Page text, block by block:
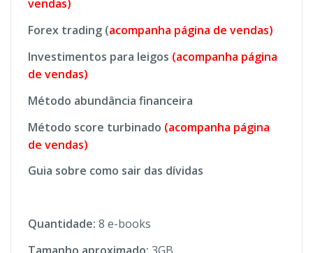
vendas)
Forex trading (acompanha página de vendas)
Investimentos para leigos (acompanha página
de vendas)
Método abundância financeira
Método score turbinado (acompanha página
de vendas)
Guia sobre como sair das dívidas
Quantidade: 8 e-books